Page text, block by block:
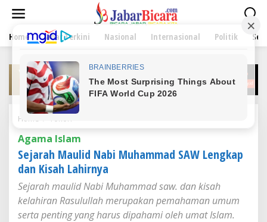
t
Home Jabar Terkini Nasional Internasional Politik
Home Tokoh
e
j
a
r
a
h
M
a
u
Agama Islam
Sejarah Maulid Nabi Muhammad SAW Lengkap
dan Kisah Lahirnya
Sejarah maulid Nabi Muhammad saw. dan kisah
kelahiran Rasulullah merupakan pemahaman umum
serta penting yang harus dipahami oleh umat Islam.